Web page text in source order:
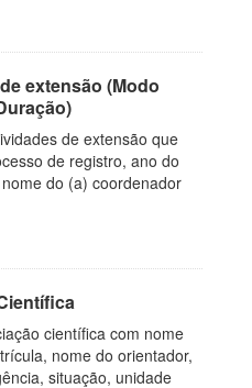
extensão (Modo
de extensão que
de registro, ano do
do (a) coordenador
científica com nome
nome do orientador,
situação, unidade